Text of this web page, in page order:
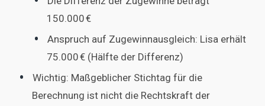
150.000 €
Anspruch auf Zugewinnausgleich: Lisa erhält
75.000 € (Hälfte der Differenz)
Wichtig: Maßgeblicher Stichtag für die
Berechnung ist nicht die Rechtskraft der